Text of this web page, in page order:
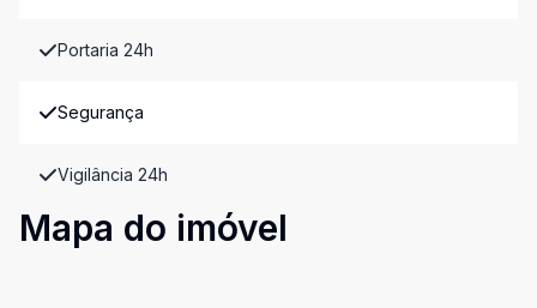
Portaria 24h
Segurança
Vigilância 24h
Mapa do imóvel